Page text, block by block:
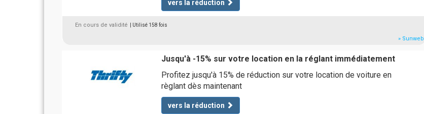
vers la réduction
En cours de validité | Utilisé 158 fois
» Sunweb
Jusqu'à -15% sur votre location en la réglant immédiatement
Profitez jusqu'à 15% de réduction sur votre location de voiture en
règlant dès maintenant
vers la réduction